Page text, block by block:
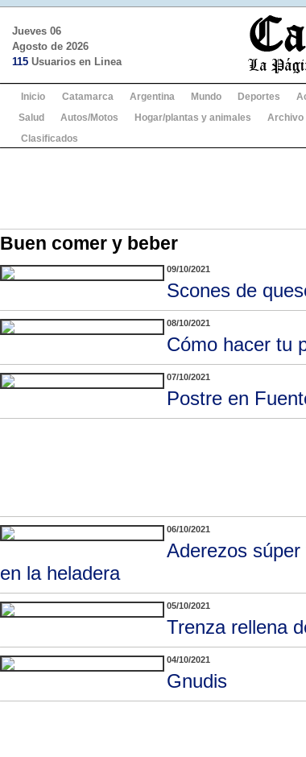
Jueves 06
Agosto de 2026
115 Usuarios en Linea
Inicio Catamarca Argentina Mundo Deportes
Salud
Autos/Motos Hogar/plantas y animales Archivo
Clasificados
Buen comer y beber
09/10/2021
Scones de
08/10/2021
Cómo hacer tu
07/10/2021
Postre en
06/10/2021
Aderezos
en la heladera
05/10/2021
Trenza rellena
04/10/2021
Gnudis